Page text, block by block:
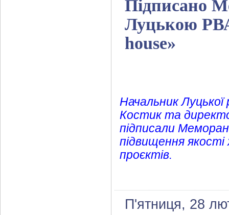
Підписано
Луцькою
house»
Начальник Луцької
Костик та
підписали
підвищення
проєктів.
П'ятниця, 28